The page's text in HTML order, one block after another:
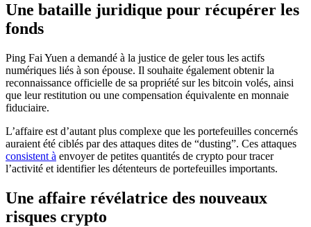
Une bataille juridique pour récupérer les
fonds
Ping Fai Yuen a demandé à la justice de geler tous les actifs
numériques liés à son épouse. Il souhaite également obtenir la
reconnaissance officielle de sa propriété sur les bitcoin volés, ainsi
que leur restitution ou une compensation équivalente en monnaie
fiduciaire.
L’affaire est d’autant plus complexe que les portefeuilles concernés
auraient été ciblés par des attaques dites de “dusting”. Ces attaques
consistent à envoyer de petites quantités de crypto pour tracer
l’activité et identifier les détenteurs de portefeuilles importants.
Une affaire révélatrice des nouveaux
risques crypto